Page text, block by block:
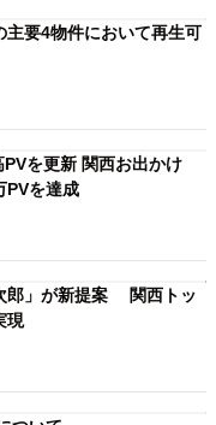
要4物件において再生可
を更新 関西お出かけ
PVを達成
郎」が新提案 関西トッ
現